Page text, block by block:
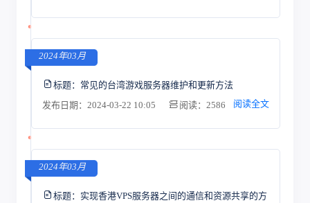
2024年03月
标题： 常见的台湾游戏服务器维护和更新方法
发布日期：2024-03-22 10:05
阅读：2586 阅读全文
2024年03月
标题： 实现香港VPS服务器之间的通信和资源共享的方